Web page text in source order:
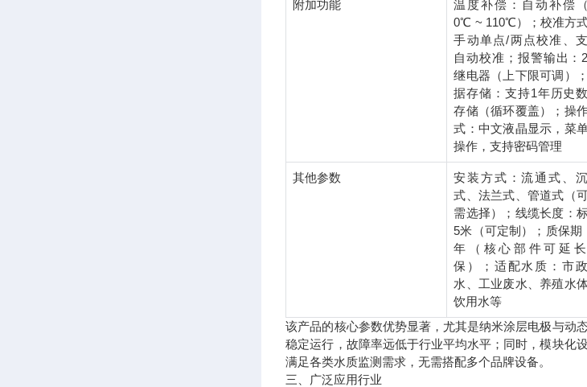
附加功能
温度补偿：自动补偿
0℃ ~ 110℃）；校准方式
手动单点/两点校准、
自动校准；报警输出：
继电器（上下限可调）
据存储：支持1年历史
存储（循环覆盖）；操
式：中文液晶显示，菜
操作，支持密码管理
其他参数
安装方式：流通式、
式、法兰式、管道式（
需选择）；线缆长度：
5米（可定制）；质保期
年（核心部件可延
保）；适配水质：市
水、工业废水、养殖水体
饮用水等
该产品的核心参数优势显著，尤其是纳米涂层电极与动
稳定运行，故障率远低于行业平均水平；同时，模块化
满足各类水质监测需求，无需搭配多个品牌设备。
三、广泛应用行业